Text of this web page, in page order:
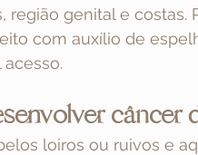
genital e costas.
com auxílio de
câncer
loiros ou ruivos e